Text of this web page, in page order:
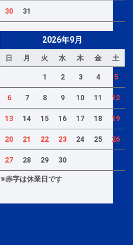
30 31
2026年9月
日 月 火 水 木 金 土
1 2 3 4 5
6 7 8 9 10 11 12
13 14 15 16 17 18 19
20 21 22 23 24 25 26
27 28 29 30
※赤字は休業日です